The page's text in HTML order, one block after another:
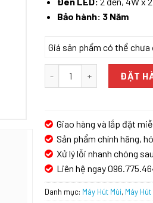
Bảo hành: 3 Năm
Giá sản phẩm có thể
HÚT MÙI ÂM TỦ KOCHER
ĐẶT
Giao hàng và lắp đặt
Sản phẩm chính hãng,
Xử lý lỗi nhanh chóng
Liên hệ ngay
Danh mục: Máy Hút Mùi, Máy